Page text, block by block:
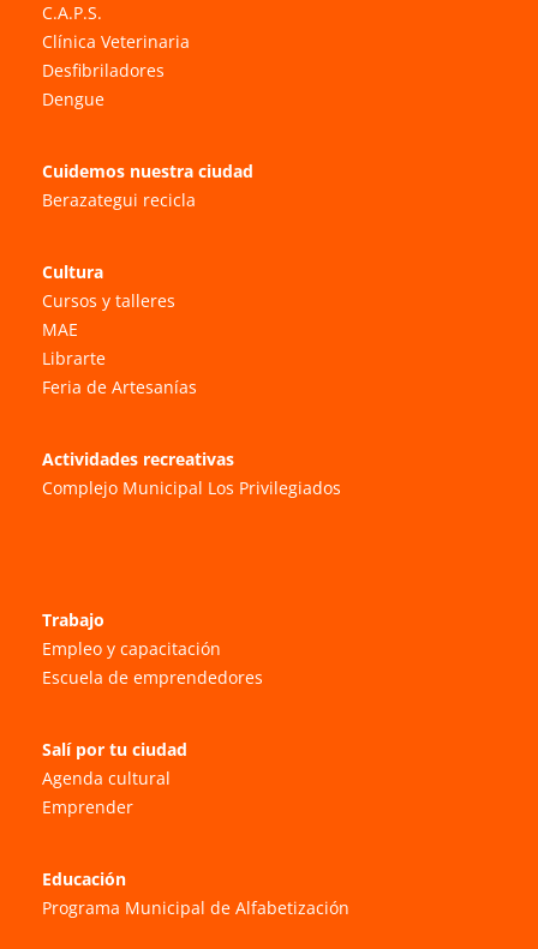
C.A.P.S.
Clínica Veterinaria
Desfibriladores
Dengue
Cuidemos nuestra ciudad
Berazategui recicla
Cultura
Cursos y talleres
MAE
Librarte
Feria de Artesanías
Actividades recreativas
Complejo Municipal Los Privilegiados
Trabajo
Empleo y capacitación
Escuela de emprendedores
Salí por tu ciudad
Agenda cultural
Emprender
Educación
Programa Municipal de Alfabetización